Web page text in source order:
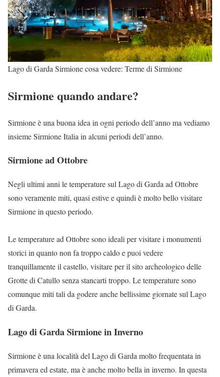
Lago di Garda Sirmione cosa vedere: Terme di Sirmione
Sirmione quando andare?
Sirmione è una buona idea in ogni periodo dell’anno ma vediamo
insieme Sirmione Italia in alcuni periodi dell’anno.
Sirmione ad Ottobre
Negli ultimi anni le temperature sul Lago di Garda ad Ottobre
sono veramente miti, quasi estive e quindi è molto bello visitare
Sirmione in questo periodo.
Le temperature ad Ottobre sono ideali per visitare i monumenti
storici in quanto non fa troppo caldo e puoi vedere
tranquillamente il castello, visitare per il sito archeologico delle
Grotte di Catullo senza stancarti troppo. Le temperature sono
comunque miti tali da godere anche bellissime giornate sul Lago
di Garda.
Lago di Garda Sirmione in Inverno
Sirmione è una località del Lago di Garda molto frequentata in
primavera ed estate, ma è anche molto bella in inverno. In questa